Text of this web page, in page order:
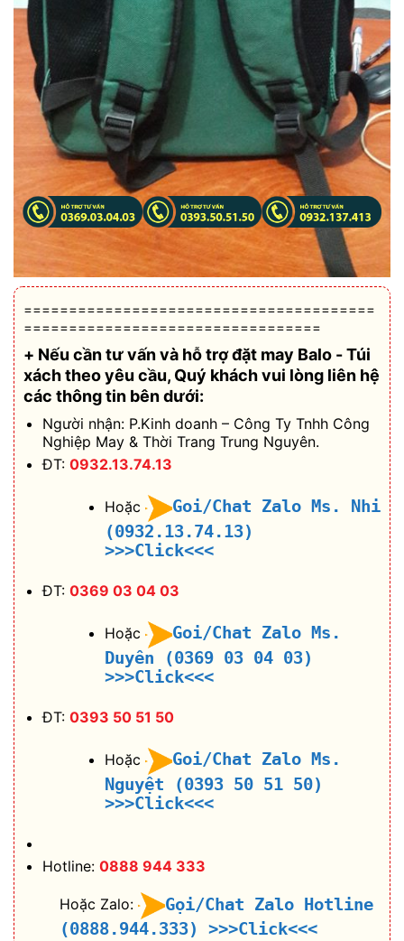
=======================================
=================================
+ Nếu cần tư vấn và hỗ trợđặt may Balo - Túi
xách theo yêu cầu, Quý khách vui lòng liên hệ
các thông tin bên dưới:
Người nhận: P.Kinh doanh – Công Ty Tnhh Công
Nghiệp May & Thời Trang Trung Nguyên.
ĐT: 0932.13.74.13
Hoặc
Goi/Chat Zalo Ms. Nhi
(0932.13.74.13)
>>>Click<<<
ĐT: 0369 03 04 03
Hoặc
Goi/Chat Zalo Ms.
Duyên (0369 03 04 03)
>>>Click<<<
ĐT: 0393 50 51 50
Hoặc
Goi/Chat Zalo Ms.
Nguyệt (0393 50 51 50)
>>>Click<<<
Hotline: 0888 944 333
Hoặc Zalo:
Gọi/Chat Zalo Hotline
(0888.944.333)
>>>Click<<<